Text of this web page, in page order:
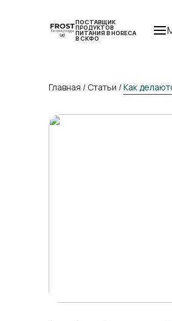
ПОСТАВЩИК
ПРОДУКТОВ
ПИТАНИЯ В HORECA
В СКФО
Главная / Статьи /Как